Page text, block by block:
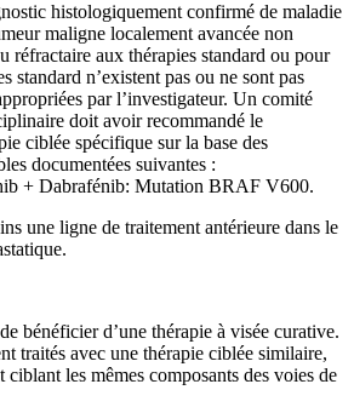
histologiquement confirmé de maladie
maligne localement avancée non
réfractaire aux thérapies standard ou pour
standard n’existent pas ou ne sont pas
par l’investigateur. Un comité
doit avoir recommandé le
ciblée spécifique sur la base des
documentées suivantes :
+ Dabrafénib: Mutation BRAF V600.
une ligne de traitement antérieure dans le
bénéficier d’une thérapie à visée curative.
traités avec une thérapie ciblée similaire,
ciblant les mêmes composants des voies de